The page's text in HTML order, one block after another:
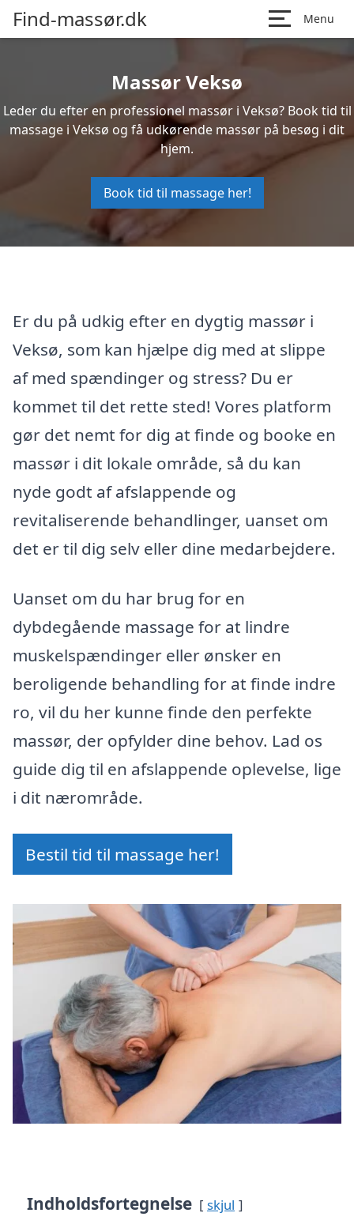
Find-massør.dk Menu
Massør Veksø
Leder du efter en professionel massør i Veksø? Book tid til
massage i Veksø og få udkørende massør på besøg i dit
hjem.
Book tid til massage her!
Er du på udkig efter en dygtig massør i
Veksø, som kan hjælpe dig med at slippe
af med spændinger og stress? Du er
kommet til det rette sted! Vores platform
gør det nemt for dig at finde og booke en
massør i dit lokale område, så du kan
nyde godt af afslappende og
revitaliserende behandlinger, uanset om
det er til dig selv eller dine medarbejdere.
Uanset om du har brug for en
dybdegående massage for at lindre
muskelspændinger eller ønsker en
beroligende behandling for at finde indre
ro, vil du her kunne finde den perfekte
massør, der opfylder dine behov. Lad os
guide dig til en afslappende oplevelse, lige
i dit nærområde.
Bestil tid til massage her!
Indholdsfortegnelse skjul